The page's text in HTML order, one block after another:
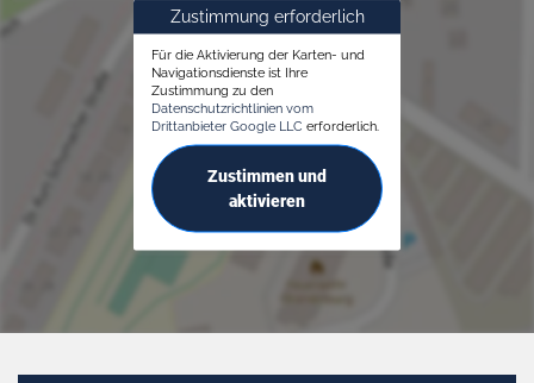
Zustimmung erforderlich
Für die Aktivierung der Karten- und
Navigationsdienste ist Ihre
Zustimmung zu den
Datenschutzrichtlinien vom
Drittanbieter Google LLC erforderlich.
Zustimmen und
aktivieren